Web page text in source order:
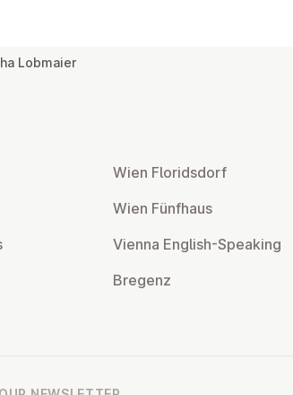
Lobmaier
Wien Flor­idsdorf
Wien Fünfhaus
Vienna English-Speaking
Bregenz